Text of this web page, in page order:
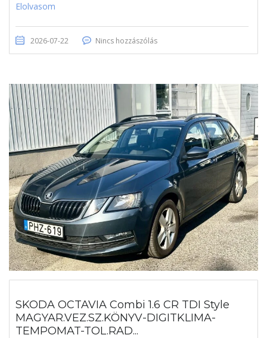
Elolvasom
2026-07-22 Nincs hozzászólás
SKODA OCTAVIA Combi 1.6 CR TDI Style
MAGYAR.VEZ.SZ.KÖNYV-DIGITKLIMA-
TEMPOMAT-TOL.RAD...